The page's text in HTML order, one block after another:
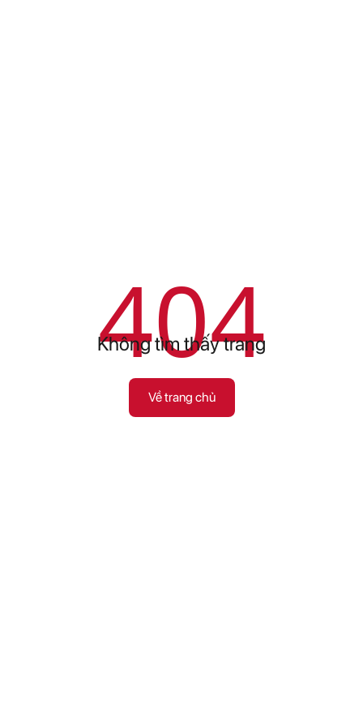
404
Không tìm thấy trang
Về trang chủ